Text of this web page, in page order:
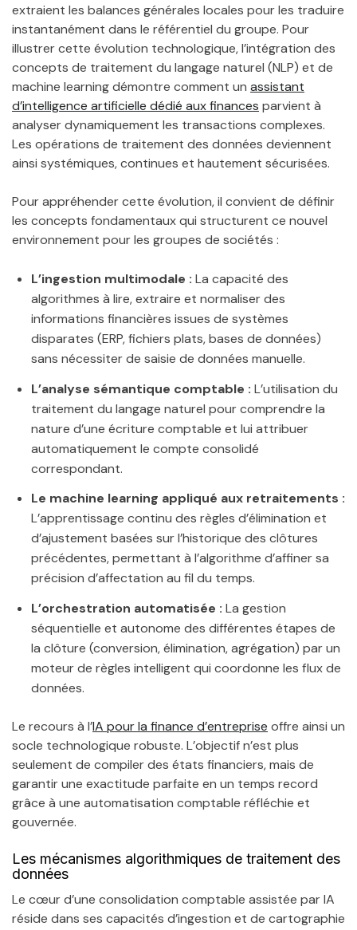
extraient les balances générales locales pour les traduire
instantanément dans le référentiel du groupe. Pour
illustrer cette évolution technologique, l’intégration des
concepts de traitement du langage naturel (NLP) et de
machine learning démontre comment un assistant
d’intelligence artificielle dédié aux finances parvient à
analyser dynamiquement les transactions complexes.
Les opérations de traitement des données deviennent
ainsi systémiques, continues et hautement sécurisées.
Pour appréhender cette évolution, il convient de définir
les concepts fondamentaux qui structurent ce nouvel
environnement pour les groupes de sociétés :
L’ingestion multimodale : La capacité des
algorithmes à lire, extraire et normaliser des
informations financières issues de systèmes
disparates (ERP, fichiers plats, bases de données)
sans nécessiter de saisie de données manuelle.
L’analyse sémantique comptable : L’utilisation du
traitement du langage naturel pour comprendre la
nature d’une écriture comptable et lui attribuer
automatiquement le compte consolidé
correspondant.
Le machine learning appliqué aux retraitements :
L’apprentissage continu des règles d’élimination et
d’ajustement basées sur l’historique des clôtures
précédentes, permettant à l’algorithme d’affiner sa
précision d’affectation au fil du temps.
L’orchestration automatisée : La gestion
séquentielle et autonome des différentes étapes de
la clôture (conversion, élimination, agrégation) par un
moteur de règles intelligent qui coordonne les flux de
données.
Le recours à l’IA pour la finance d’entreprise offre ainsi un
socle technologique robuste. L’objectif n’est plus
seulement de compiler des états financiers, mais de
garantir une exactitude parfaite en un temps record
grâce à une automatisation comptable réfléchie et
gouvernée.
Les mécanismes algorithmiques de traitement des
données
Le cœur d’une consolidation comptable assistée par IA
réside dans ses capacités d’ingestion et de cartographie